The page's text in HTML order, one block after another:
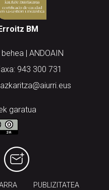
BM
| ANDOAIN
943 300 731
garatua
PUBLIZITATEA